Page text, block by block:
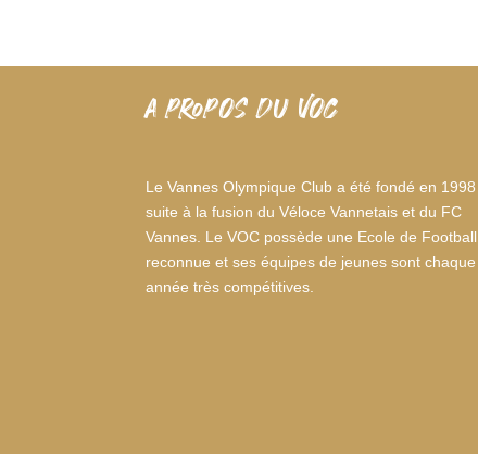
A PROPOS DU VOC
Le Vannes Olympique Club a été fondé en 1998
suite à la fusion du Véloce Vannetais et du FC
Vannes. Le VOC possède une Ecole de Football
reconnue et ses équipes de jeunes sont chaque
année très compétitives.